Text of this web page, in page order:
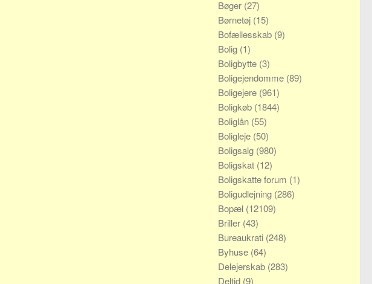
Bøger (27)
Børnetøj (15)
Bofællesskab (9)
Bolig (1)
Boligbytte (3)
Boligejendomme (89)
Boligejere (961)
Boligkøb (1844)
Boliglån (55)
Boligleje (50)
Boligsalg (980)
Boligskat (12)
Boligskatte forum (1)
Boligudlejning (286)
Bopæl (12109)
Briller (43)
Bureaukrati (248)
Byhuse (64)
Delejerskab (283)
Deltid (9)